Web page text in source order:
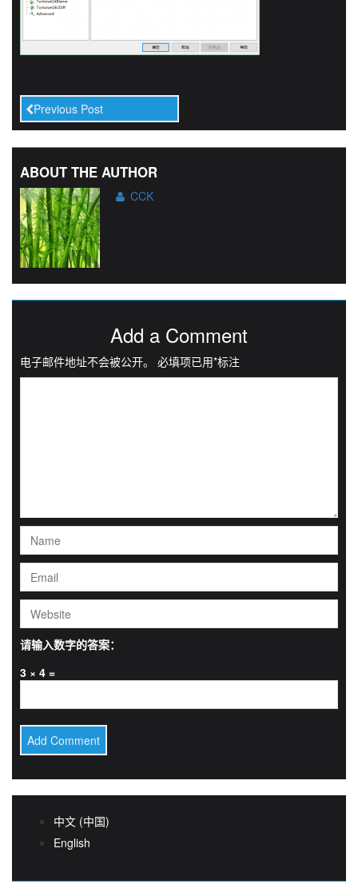
Previous Post
ABOUT THE AUTHOR
CCK
Add a Comment
电子邮件地址不会被公开。 必填项已用*标注
请输入数字的答案：
3 × 4 =
中文 (中国)
English